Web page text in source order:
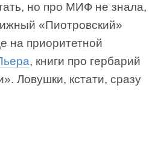
но про МИФ не знала,
«Пиотровский»
на приоритетной
, книги про гербарий
Ловушки, кстати, сразу